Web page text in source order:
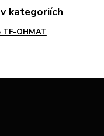
kategoriích
OHMAT